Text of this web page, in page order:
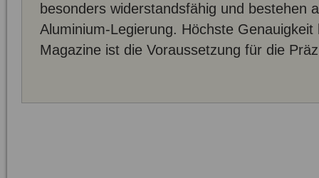
besonders widerstandsfähig und bestehen
Aluminium-Legierung. Höchste
Magazine ist die Voraussetzung für die